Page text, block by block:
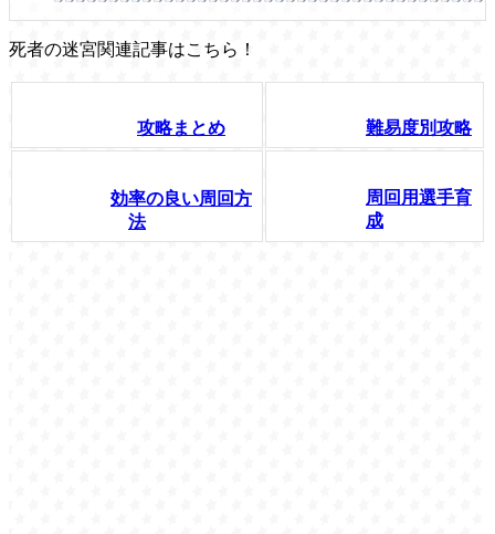
死者の迷宮関連記事はこちら！
攻略まとめ 難易度別攻略
効率の良い周回方
法
周回用選手育
成